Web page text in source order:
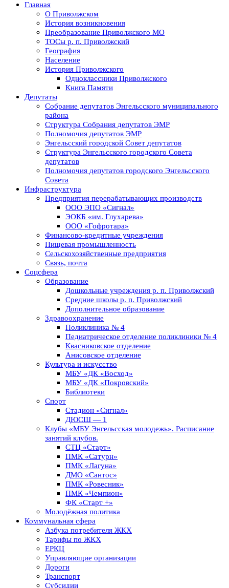
Главная
О Приволжском
История возникновения
Преобразование Приволжского МО
ТОСы р. п. Приволжский
География
Население
История Приволжского
Одноклассники Приволжского
Книга Памяти
Депутаты
Собрание депутатов Энгельсского муниципального
района
Структура Собрания депутатов ЭМР
Полномочия депутатов ЭМР
Энгельсский городской Совет депутатов
Структура Энгельсского городского Совета
депутатов
Полномочия депутатов городского Энгельсского
Совета
Инфраструктура
Предприятия перерабатывающих производств
ООО ЭПО «Сигнал»
ЭОКБ «им. Глухарева»
ООО «Гофротара»
Финансово-кредитные учреждения
Пищевая промышленность
Сельскохозяйственные предприятия
Связь, почта
Соцсфера
Образование
Дошкольные учреждения р. п. Приволжский
Средние школы р. п. Приволжский
Дополнительное образование
Здравоохранение
Поликлиника № 4
Педиатрическое отделение поликлиники № 4
Квасниковское отделение
Анисовское отделение
Культура и искусство
МБУ «ДК «Восход»
МБУ «ДК «Покровский»
Библиотеки
Спорт
Стадион «Сигнал»
ДЮСШ — 1
Клубы «МБУ Энгельсская молодежь». Расписание
занятий клубов.
СТЦ «Старт»
ПМК «Сатурн»
ПМК «Лагуна»
ДМО «Сантос»
ПМК «Ровесник»
ПМК «Чемпион»
ФК «Старт +»
Молодёжная политика
Коммунальная сфера
Азбука потребителя ЖКХ
Тарифы по ЖКХ
ЕРКЦ
Управляющие организации
Дороги
Транспорт
Субсидии